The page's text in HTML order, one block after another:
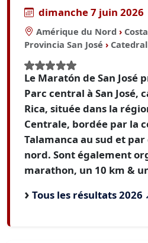
dimanche 7 juin 2026
Amérique du Nord ›
Provincia San José › Catedral
Le Maratón de San José
Parc central à San José,
Rica, située dans la
Centrale, bordée par la
Talamanca au sud et par
nord. Sont également
marathon, un 10 km &
Tous les résultats 2026